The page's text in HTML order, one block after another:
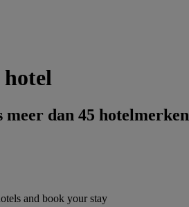
hotel
meer dan 45 hotelmerken
and book your stay